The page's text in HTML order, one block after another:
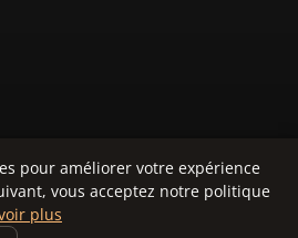
Kart. Tous droits réservés.
pour améliorer votre expérience
vous acceptez notre politique
plus